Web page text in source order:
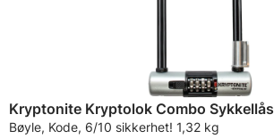
Kryptonite Kryptolok Combo Sykkellås
Bøyle, Kode, 6/10 sikkerhet! 1,32 kg